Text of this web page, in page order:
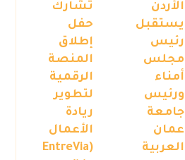
الأردن
يستقبل
رئيس
مجلس
أمناء
ورئيس
جامعة
عمان
العربية
تشارك
حفل
إطلاق
المنصة
الرقمية
لتطوير
ريادة
الأعمال
(EntreVia